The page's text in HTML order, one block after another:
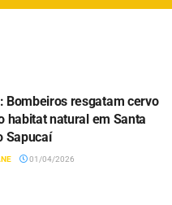
Bombeiros resgatam cervo
habitat natural em Santa
Sapucaí
01/04/2026